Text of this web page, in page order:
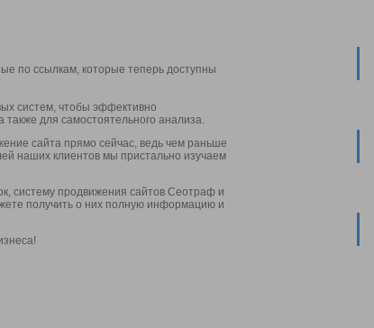
по ссылкам, которые теперь доступны
систем, чтобы эффективно
для самостоятельного анализа.
сайта прямо сейчас, ведь чем раньше
наших клиентов мы пристально изучаем
систему продвижения сайтов Сеотраф и
получить о них полную информацию и